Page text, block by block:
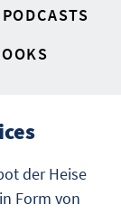
PODCASTS
der Heise
Form von